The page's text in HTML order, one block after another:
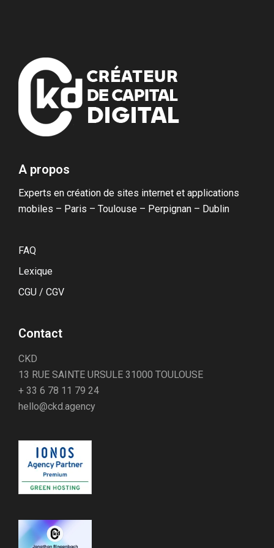
A propos
Experts en création de sites internet et applications
mobiles – Paris – Toulouse – Perpignan – Dublin
FAQ
Lexique
CGU / CGV
Contact
CKD
13 RUE SAINTE URSULE 31000 TOULOUSE
+ 33 6 78 11 79 24
hello@ckd.agency